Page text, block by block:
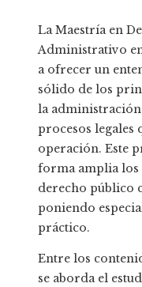
La Maestría en
Administrativo
a ofrecer un
sólido de los
la
procesos legales
operación. Este
forma amplia los
derecho público
poniendo
práctico.
Entre los
se aborda el